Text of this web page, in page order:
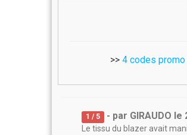
>> 4 codes
1 / 5 - par GIRAUDO le
Le tissu du blazer avait